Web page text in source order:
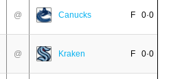
@ Canucks F 0·0
@ Kraken F 0·0